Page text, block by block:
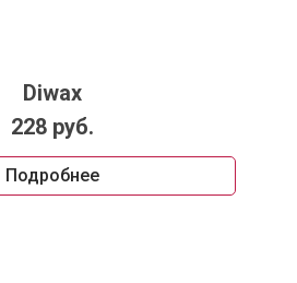
Diwax
228 руб.
Подробнее